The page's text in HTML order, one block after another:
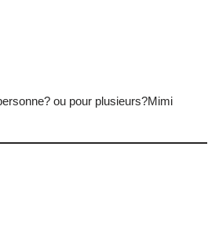
ou pour plusieurs?Mimi